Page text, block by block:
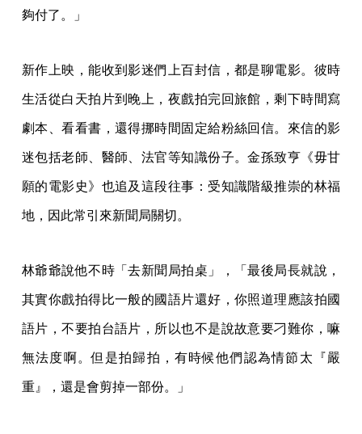
夠付了。」
新作上映，能收到影迷們上百封信，都是聊電影。彼時
生活從白天拍片到晚上，夜戲拍完回旅館，剩下時間寫
劇本、看看書，還得挪時間固定給粉絲回信。來信的影
迷包括老師、醫師、法官等知識份子。金孫致亨《毋甘
願的電影史》也追及這段往事：受知識階級推崇的林福
地，因此常引來新聞局關切。
林爺爺說他不時「去新聞局拍桌」，「最後局長就說，
其實你戲拍得比一般的國語片還好，你照道理應該拍國
語片，不要拍台語片，所以也不是說故意要刁難你，嘛
無法度啊。但是拍歸拍，有時候他們認為情節太『嚴
重』，還是會剪掉一部份。」